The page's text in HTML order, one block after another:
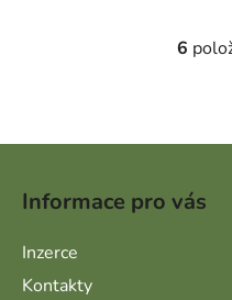
6
Informace pro vás
Inzerce
Kontakty